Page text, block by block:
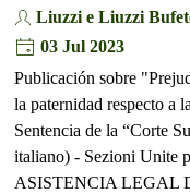
Liuzzi e Liuzzi
03 Jul 2023
Publicación sobre
la paternidad respecto a
Sentencia de la “Corte
italiano) - Sezioni Unite
ASISTENCIA LEGAL